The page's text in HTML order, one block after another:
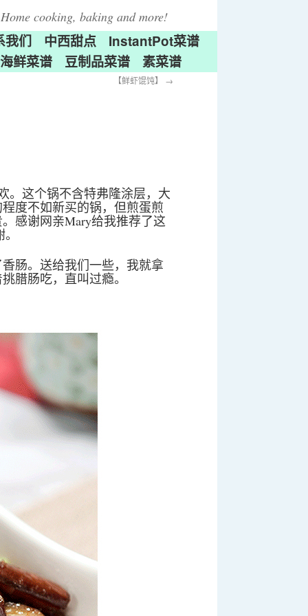
Home cooking, baking and more!
我们 中西甜点
InstantPot菜谱
海鲜菜谱
豆制品菜谱 素菜谱
【鲜虾馄饨】 →
。这个锅不含特弗隆涂层，大
度不如新买的锅，但煎蛋煎
感谢网亲Mary给我推荐了这
肠。送给我们一些，我就拿
腊肠吃，直叫过瘾。